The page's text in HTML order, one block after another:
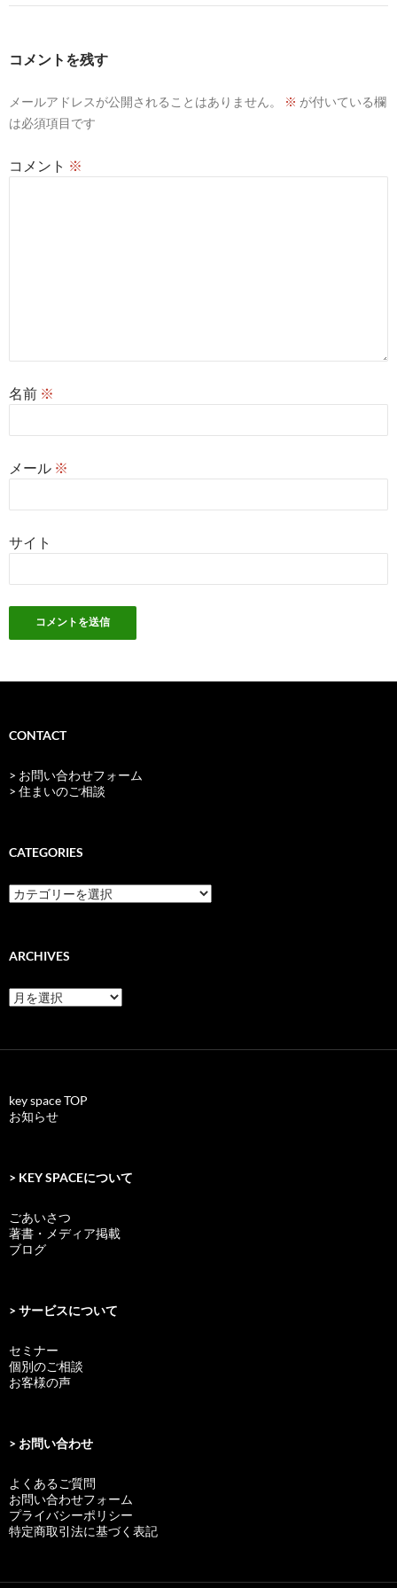
コメントを残す
メールアドレスが公開されることはありません。 ※ が付いている欄
は必須項目です
コメント ※
名前 ※
メール ※
サイト
CONTACT
> お問い合わせフォーム
> 住まいのご相談
CATEGORIES
categories
ARCHIVES
archives
key space TOP
お知らせ
> KEY SPACEについて
ごあいさつ
著書・メディア掲載
ブログ
> サービスについて
セミナー
個別のご相談
お客様の声
> お問い合わせ
よくあるご質問
お問い合わせフォーム
プライバシーポリシー
特定商取引法に基づく表記